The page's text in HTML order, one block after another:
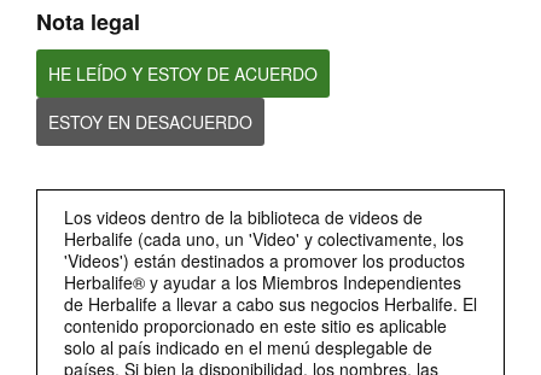
Nota legal
HE LEÍDO Y ESTOY DE ACUERDO
ESTOY EN DESACUERDO
Los videos dentro de la biblioteca de videos de
Herbalife (cada uno, un 'Video' y colectivamente, los
'Videos') están destinados a promover los productos
Herbalife® y ayudar a los Miembros Independientes
de Herbalife a llevar a cabo sus negocios Herbalife. El
contenido proporcionado en este sitio es aplicable
solo al país indicado en el menú desplegable de
países. Si bien la disponibilidad, los nombres, las
Conoce los nuevos sabores de Liftoff: naranja y frutas tropicales.